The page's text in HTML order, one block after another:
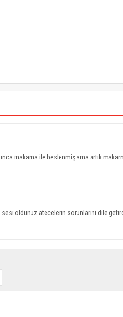
makarna ile beslenmiş ama artık
oldunuz.atecelerin sorunlarini dile